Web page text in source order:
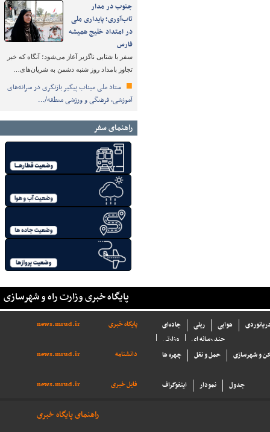
جنوب در مدار
تاب‌آوری؛ پایداری ملی
در امتداد خلیج همیشه
فارس
سفر با شتابی ناگزیر آغاز می‌شود؛ آنگاه که خبر
تجاوز بامداد روز شنبه دشمن به شریان‌های…
ستاد ملی میناب پیگیر بازنگری در سرانه‌های
آموزشی، فرهنگی و ورزشی منطقه/…
راهنمای سفر
پایگاه خبری وزارت راه و شهرسازی
پایگاه خبری news.mrud.ir جاده‌ای ریلی هوایی
وزارتی
چند رسانه ای
دانشنامه
news.mrud.ir چهره ها حمل و نقل و شهرسازی
فایل خبری news.mrud.ir اینفوگراف نمودار جدول
راهنمای پایگاه خبری